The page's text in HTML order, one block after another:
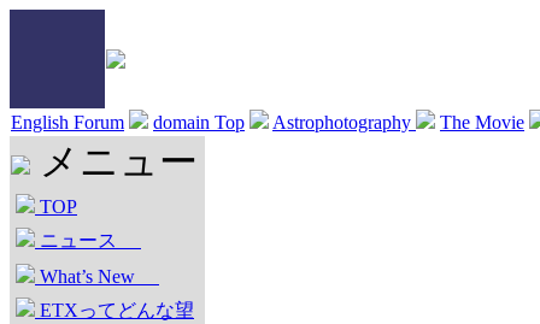
English Forum domain Top Astrophotography The Movie
メニュー
TOP
ニュース
What’s New
ETXってどんな望